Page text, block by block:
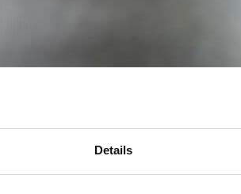
Details